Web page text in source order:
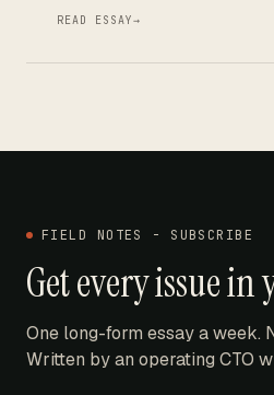
READ ESSAY→
FIELD NOTES - SUBSCRIBE
Get every issue in
One long-form essay a week.
Written by an operating CTO